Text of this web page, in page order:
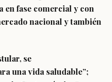
en fase comercial y con
nacional y también
se
una vida saludable”;